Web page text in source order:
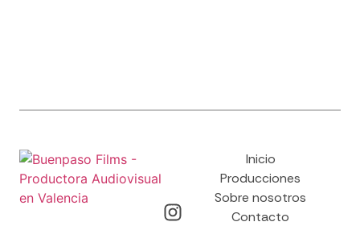
Inicio
Producciones
Sobre nosotros
Contacto